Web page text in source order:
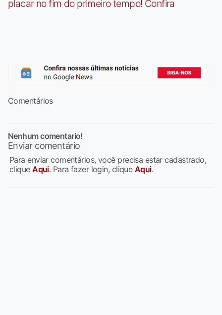
placar no fim do primeiro tempo! Confira
Comentários
Nenhum comentario!
Enviar comentário
Para enviar comentários, você precisa estar cadastrado,
cliqueAqui. Para fazer login, clique Aqui.